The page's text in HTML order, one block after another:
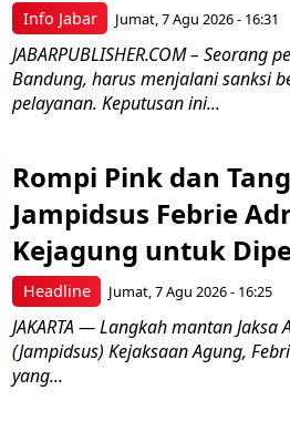
Info Jabar Jumat, 7 Agu 2026 - 16:31
JABARPUBLISHER.COM –
Bandung, harus menjalani sanksi
pelayanan. Keputusan ini...
Headline
Rompi Pink dan
Jampidsus Febrie
Kejagung untuk
Jumat, 7 Agu 2026 - 16:25
JAKARTA — Langkah mantan
(Jampidsus) Kejaksaan Agung,
yang...